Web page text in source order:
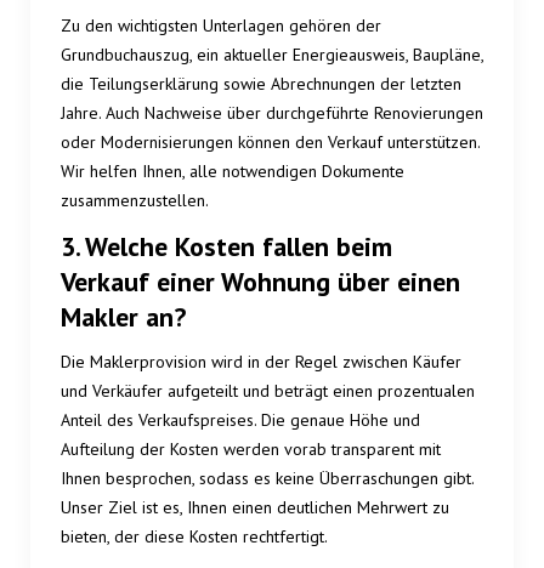
Zu den wichtigsten Unterlagen gehören der
Grundbuchauszug, ein aktueller Energieausweis, Baupläne,
die Teilungserklärung sowie Abrechnungen der letzten
Jahre. Auch Nachweise über durchgeführte Renovierungen
oder Modernisierungen können den Verkauf unterstützen.
Wir helfen Ihnen, alle notwendigen Dokumente
zusammenzustellen.
3. Welche Kosten fallen beim
Verkauf einer Wohnung über einen
Makler an?
Die Maklerprovision wird in der Regel zwischen Käufer
und Verkäufer aufgeteilt und beträgt einen prozentualen
Anteil des Verkaufspreises. Die genaue Höhe und
Aufteilung der Kosten werden vorab transparent mit
Ihnen besprochen, sodass es keine Überraschungen gibt.
Unser Ziel ist es, Ihnen einen deutlichen Mehrwert zu
bieten, der diese Kosten rechtfertigt.